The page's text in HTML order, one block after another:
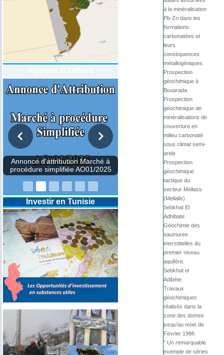
Annonce d'attribution Marché à
procédure simplifiée AO01/2025
Investir en Tunisie
à la minéralisation
Pb-Zn dans les
formations
carbonatées et
leurs
conséquences
métallogéniques
Prospection
géochimique à
Bouarada
Prospection
géochimique de
minéralisations de
couverture en
milieu carbonaté
sous climat semi-
aride
Prospection
géochimique
tactique du
secteur Mellass
(Mellalis)
Sebkhat El
Adhibate.
Géochimie des
saumures
interstitielles du
premier niveau
aquifère.
Sebkhat el
Adibète.
Travaux
géochimiques
réalisés dans la
zone des domes
jusqu'au mois de
Fevrier 1986
" Un remarquable
exemple de séries